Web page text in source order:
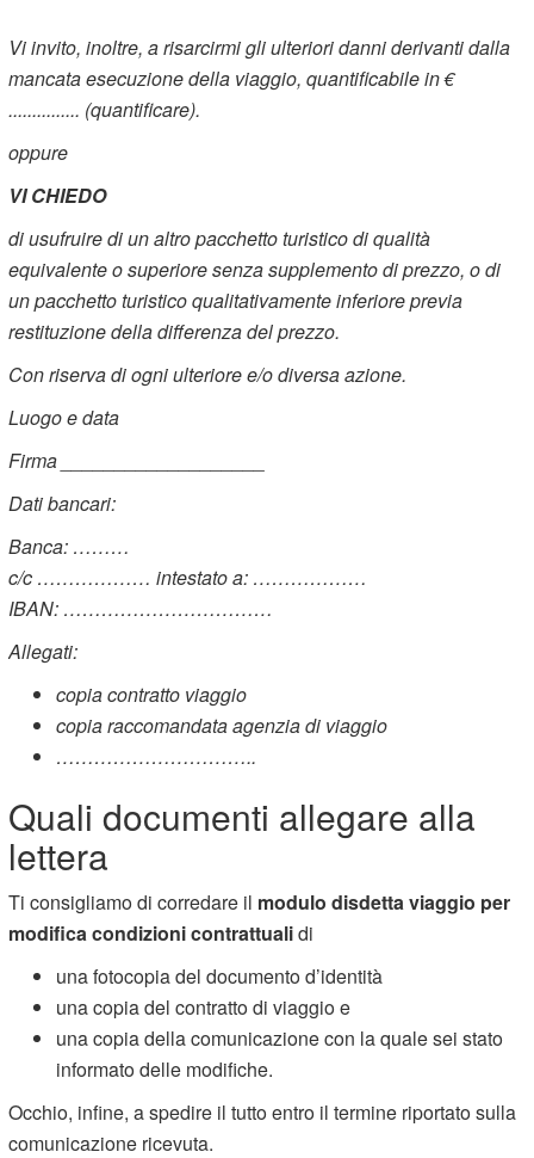
Vi invito, inoltre, a risarcirmi gli ulteriori danni derivanti dalla
mancata esecuzione della viaggio, quantificabile in €
............... (quantificare).
oppure
VI CHIEDO
di usufruire di un altro pacchetto turistico di qualità
equivalente o superiore senza supplemento di prezzo, o di
un pacchetto turistico qualitativamente inferiore previa
restituzione della differenza del prezzo.
Con riserva di ogni ulteriore e/o diversa azione.
Luogo e data
Firma ___________________
Dati bancari:
Banca: ………
c/c ……………… intestato a: ………………
IBAN: ……………………………
Allegati:
copia contratto viaggio
copia raccomandata agenzia di viaggio
…………………………..
Quali documenti allegare alla
lettera
Ti consigliamo di corredare il modulo disdetta viaggio per
modifica condizioni contrattualidi
una fotocopia del documento d’identità
una copia del contratto di viaggio e
una copia della comunicazione con la quale sei stato
informato delle modifiche.
Occhio, infine, a spedire il tutto entro il termine riportato sulla
comunicazione ricevuta.